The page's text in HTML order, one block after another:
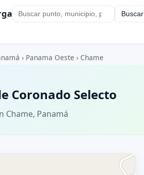
Buscar
› Panama Oeste › Chame
Coronado Selecto
Chame, Panamá